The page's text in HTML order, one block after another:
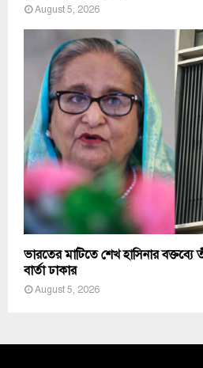
August 5, 2026
ভারতের মাটিতে শেখ হাসিনার বক্তব্যে
বার্তা ঢাকার
August 5, 2026